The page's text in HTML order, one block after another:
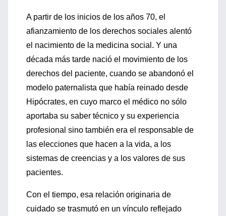
A partir de los inicios de los años 70, el
afianzamiento de los derechos sociales alentó
el nacimiento de la medicina social. Y una
década más tarde nació el movimiento de los
derechos del paciente, cuando se abandonó el
modelo paternalista que había reinado desde
Hipócrates, en cuyo marco el médico no sólo
aportaba su saber técnico y su experiencia
profesional sino también era el responsable de
las elecciones que hacen a la vida, a los
sistemas de creencias y a los valores de sus
pacientes.
Con el tiempo, esa relación originaria de
cuidado se trasmutó en un vínculo reflejado